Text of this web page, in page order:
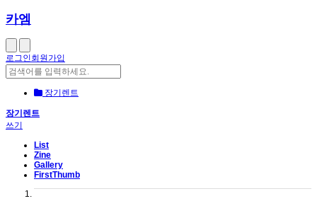
카엠
로그인회원가입
장기렌트
장기렌트
쓰기
List
Zine
Gallery
FirstThumb